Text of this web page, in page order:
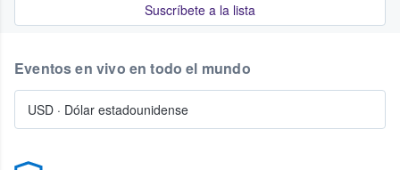
Suscríbete a la lista
Eventos en vivo en todo el mundo
USD · Dólar estadounidense